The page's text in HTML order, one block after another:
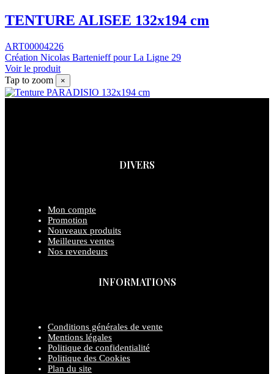
TENTURE ALISEE 132x194 cm
ART00004226
Création Nicolas Bartenieff pour La Ligne 29
Voir le produit
Tap to zoom
×
DIVERS
Mon compte
Promotion
Nouveaux produits
Meilleures ventes
Nos revendeurs
INFORMATIONS
Conditions générales de vente
Mentions légales
Politique de confidentialité
Politique des Cookies
Plan du site